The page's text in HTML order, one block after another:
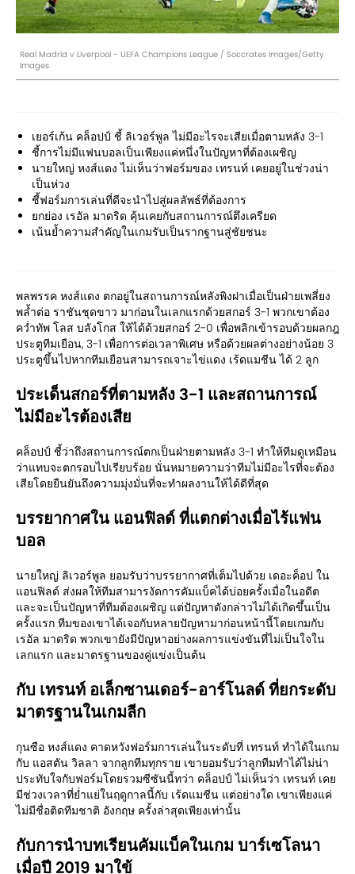
Real Madrid v Liverpool - UEFA Champions League / Soccrates Images/Getty
Images
เยอร์เก้น คล็อปป์ ชี้ ลิเวอร์พูล ไม่มีอะไรจะเสียเมื่อตามหลัง 3-1
ชี้การไม่มีแฟนบอลเป็นเพียงแค่หนึ่งในปัญหาที่ต้องเผชิญ
นายใหญ่ หงส์แดง ไม่เห็นว่าฟอร์มของ เทรนท์ เคยอยู่ในช่วงน่า
เป็นห่วง
ชี้ฟอร์มการเล่นที่ดีจะนำไปสู่ผลลัพธ์ที่ต้องการ
ยกย่อง เรอัล มาดริด คุ้นเคยกับสถานการณ์ตึงเครียด
เน้นย้ำความสำคัญในเกมรับเป็นรากฐานสู่ชัยชนะ
พลพรรค หงส์แดง ตกอยู่ในสถานการณ์หลังพิงฝาเมื่อเป็นฝ่ายเพลี่ยง
พล้ำต่อ ราชันชุดขาว มาก่อนในเลกแรกด้วยสกอร์ 3-1 พวกเขาต้อง
คว่ำทัพ โลส บลังโกส ให้ได้ด้วยสกอร์ 2-0 เพื่อพลิกเข้ารอบด้วยผลกฎ
ประตูทีมเยือน, 3-1 เพื่อการต่อเวลาพิเศษ หรือด้วยผลต่างอย่างน้อย 3
ประตูขึ้นไปหากทีมเยือนสามารถเจาะไข่แดง เร้ดแมชีน ได้ 2 ลูก
ประเด็นสกอร์ที่ตามหลัง 3-1 และสถานการณ์
ไม่มีอะไรต้องเสีย
คล็อปป์ ชี้ว่าถึงสถานการณ์ตกเป็นฝ่ายตามหลัง 3-1 ทำให้ทีมดูเหมือน
ว่าแทบจะตกรอบไปเรียบร้อย นั่นหมายความว่าทีมไม่มีอะไรที่จะต้อง
เสียโดยยืนยันถึงความมุ่งมั่นที่จะทำผลงานให้ได้ดีที่สุด
บรรยากาศใน แอนฟิลด์ ที่แตกต่างเมื่อไร้แฟน
บอล
นายใหญ่ ลิเวอร์พูล ยอมรับว่าบรรยากาศที่เต็มไปด้วย เดอะค็อป ใน
แอนฟิลด์ ส่งผลให้ทีมสามารงัดการคัมแบ็คได้บ่อยครั้งเมื่อในอดีต
และจะเป็นปัญหาที่ทีมต้องเผชิญ แต่ปัญหาดังกล่าวไม่ได้เกิดขึ้นเป็น
ครั้งแรก ทีมของเขาได้เจอกับหลายปัญหามาก่อนหน้านี้โดยเกมกับ
เรอัล มาดริด พวกเขายังมีปัญหาอย่างผลการแข่งขันที่ไม่เป็นใจใน
เลกแรก และมาตรฐานของคู่แข่งเป็นต้น
กับ เทรนท์ อเล็กซานเดอร์-อาร์โนลด์ ที่ยกระดับ
มาตรฐานในเกมลีก
กุนซือ หงส์แดง คาดหวังฟอร์มการเล่นในระดับที่ เทรนท์ ทำได้ในเกม
กับ แอสตัน วิลลา จากลูกทีมทุกราย เขายอมรับว่าลูกทีมทำได้ไม่น่า
ประทับใจกับฟอร์มโดยรวมซีซันนี้ทว่า คล็อปป์ ไม่เห็นว่า เทรนท์ เคย
มีช่วงเวลาที่ย่ำแย่ในฤดูกาลนี้กับ เร้ดแมชีน แต่อย่างใด เขาเพียงแค่
ไม่มีชื่อติดทีมชาติ อังกฤษ ครั้งล่าสุดเพียงเท่านั้น
กับการนำบทเรียนคัมแบ็คในเกม บาร์เซโลนา
เมื่อปี 2019 มาใข้